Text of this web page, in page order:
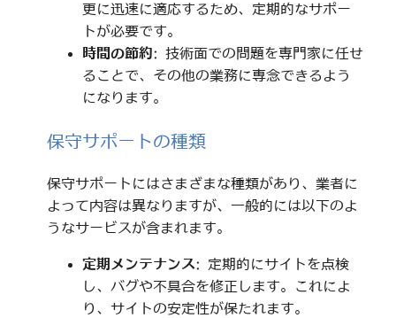
更に迅速に適応するため、定期的なサポー
トが必要です。
時間の節約: 技術面での問題を専門家に任せ
ることで、その他の業務に専念できるよう
になります。
保守サポートの種類
保守サポートにはさまざまな種類があり、業者に
よって内容は異なりますが、一般的には以下のよ
うなサービスが含まれます。
定期メンテナンス: 定期的にサイトを点検
し、バグや不具合を修正します。これによ
り、サイトの安定性が保たれます。